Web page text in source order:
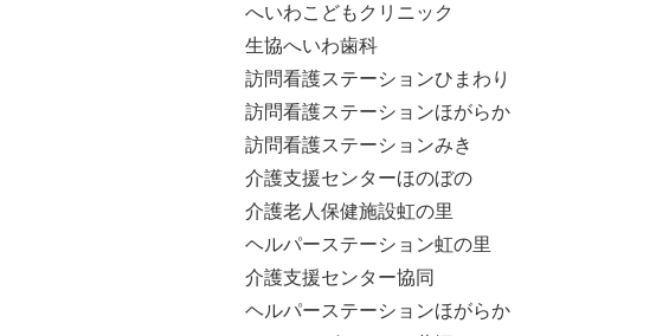
へいわこどもクリニック
生協へいわ歯科
訪問看護ステーションひまわり
訪問看護ステーションほがらか
訪問看護ステーションみき
介護支援センターほのぼの
介護老人保健施設虹の里
ヘルパーステーション虹の里
介護支援センター協同
ヘルパーステーションほがらか